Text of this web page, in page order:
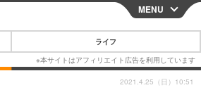
CLOSE
MENU
ライフ
2021.4.25（日）10:51